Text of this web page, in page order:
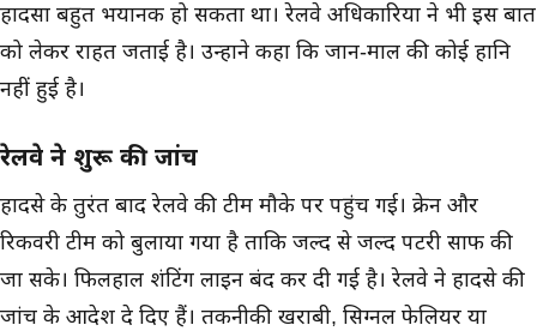
हादसा बहुत भयानक हो सकता था। रेलवे अधिकारियों ने भी इस बात
को लेकर राहत जताई है। उन्होंने कहा कि जान-माल की कोई हानि
नहीं हुई है।
रेलवे ने शुरू की जांच
हादसे के तुरंत बाद रेलवे की टीम मौके पर पहुंच गई। क्रेन और
रिकवरी टीम को बुलाया गया है ताकि जल्द से जल्द पटरी साफ की
जा सके। फिलहाल शंटिंग लाइन बंद कर दी गई है। रेलवे ने हादसे की
जांच के आदेश दे दिए हैं। तकनीकी खराबी, सिग्नल फेलियर या